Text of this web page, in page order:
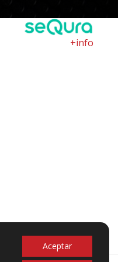
+info
Aceptar